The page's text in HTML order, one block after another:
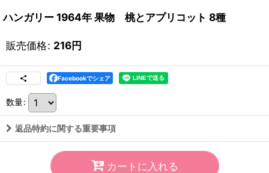
ハンガリー 1964年 果物 桃とアプリコット 8種
販売価格: 216円
Facebookでシェア
数量:
返品特約に関する重要事項
カートに入れる